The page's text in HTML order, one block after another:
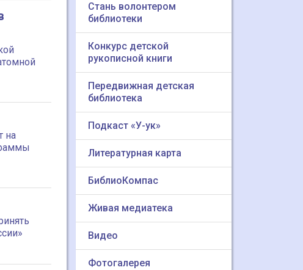
на
Стань волонтером
библиотеки
Конкурс детской
рукописной книги
Передвижная детская
библиотека
Подкаст «У-ук»
Литературная карта
БиблиоКомпас
Живая медиатека
Видео
Фотогалерея